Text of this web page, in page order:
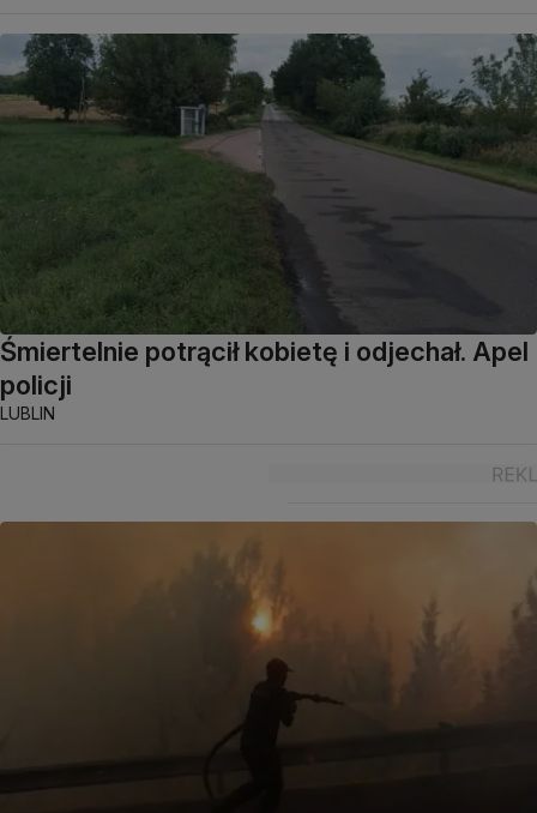
Śmiertelnie potrącił kobietę i odjechał. Apel
policji
LUBLIN